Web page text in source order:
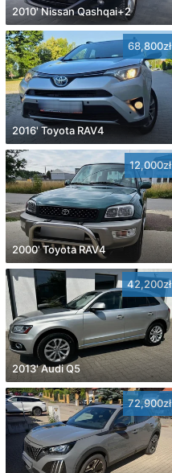
2010' Nissan Qashqai+2
68,800zł
2016' Toyota RAV4
12,000zł
2000' Toyota RAV4
42,200zł
2013' Audi Q5
72,900zł